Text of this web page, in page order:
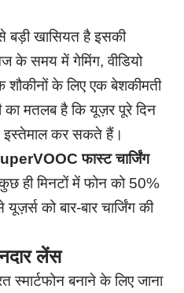
खासियत है इसकी
के समय में गेमिंग, वीडियो
शौकीनों के लिए एक बेशकीमती
का मतलब है कि यूज़र पूरे दिन
इस्तेमाल कर सकते हैं।
फास्ट चार्जिंग
कुछ ही मिनटों में फोन को 50%
को बार-बार चार्जिंग की
लेंस
बनाने के लिए जाना